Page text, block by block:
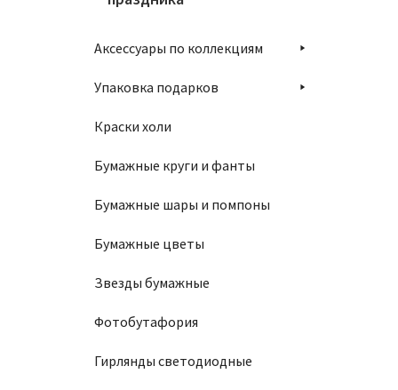
Аксессуары по коллекциям
Упаковка подарков
Краски холи
Бумажные круги и фанты
Бумажные шары и помпоны
Бумажные цветы
Звезды бумажные
Фотобутафория
Гирлянды светодиодные